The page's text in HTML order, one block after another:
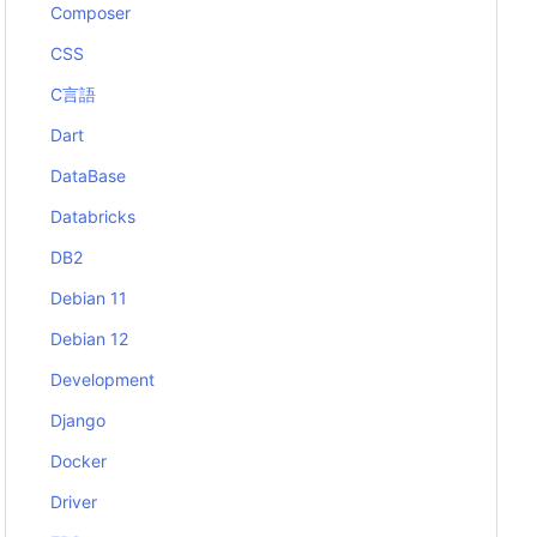
Composer
CSS
C言語
Dart
DataBase
Databricks
DB2
Debian 11
Debian 12
Development
Django
Docker
Driver